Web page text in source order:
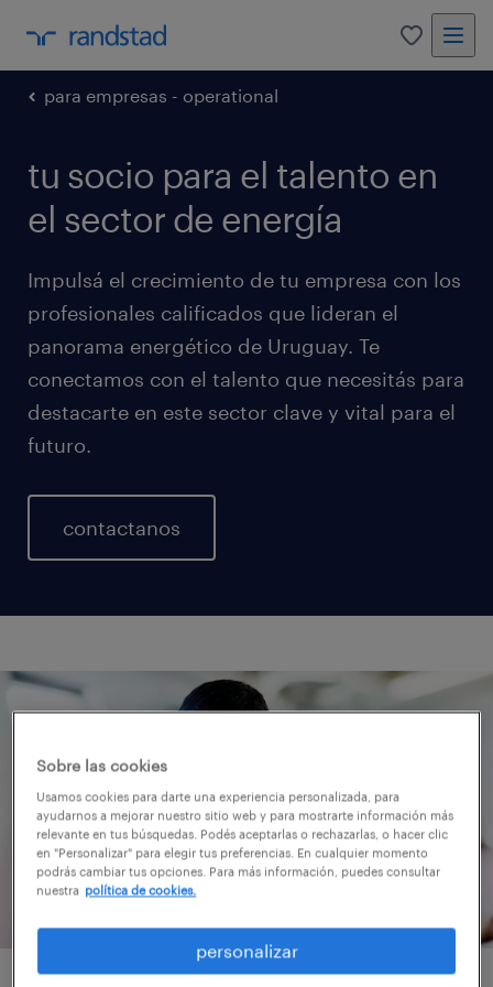
0
para empresas - operational
tu socio para el talento en
el sector de energía
Impulsá el crecimiento de tu empresa con los
profesionales calificados que lideran el
panorama energético de Uruguay. Te
conectamos con el talento que necesitás para
destacarte en este sector clave y vital para el
futuro.
contactanos
Sobre las cookies
Usamos cookies para darte una experiencia personalizada, para
ayudarnos a mejorar nuestro sitio web y para mostrarte información más
relevante en tus búsquedas. Podés aceptarlas o rechazarlas, o hacer clic
en "Personalizar" para elegir tus preferencias. En cualquier momento
podrás cambiar tus opciones. Para más información, puedes consultar
nuestra política de cookies.
personalizar